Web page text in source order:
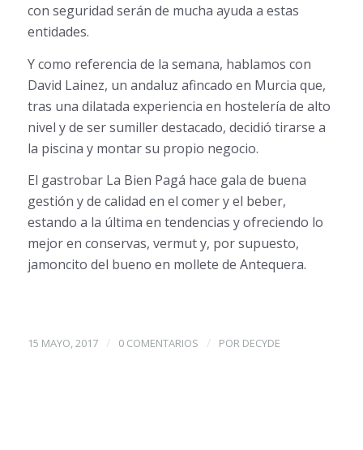
con seguridad serán de mucha ayuda a estas
entidades.
Y como referencia de la semana, hablamos con
David Lainez, un andaluz afincado en Murcia que,
tras una dilatada experiencia en hostelería de alto
nivel y de ser sumiller destacado, decidió tirarse a
la piscina y montar su propio negocio.
El gastrobar La Bien Pagá hace gala de buena
gestión y de calidad en el comer y el beber,
estando a la última en tendencias y ofreciendo lo
mejor en conservas, vermut y, por supuesto,
jamoncito del bueno en mollete de Antequera.
15 MAYO, 2017 / 0 COMENTARIOS / POR DECYDE